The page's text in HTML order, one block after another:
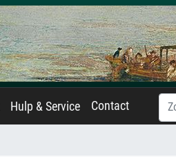
Hulp & Service Contact